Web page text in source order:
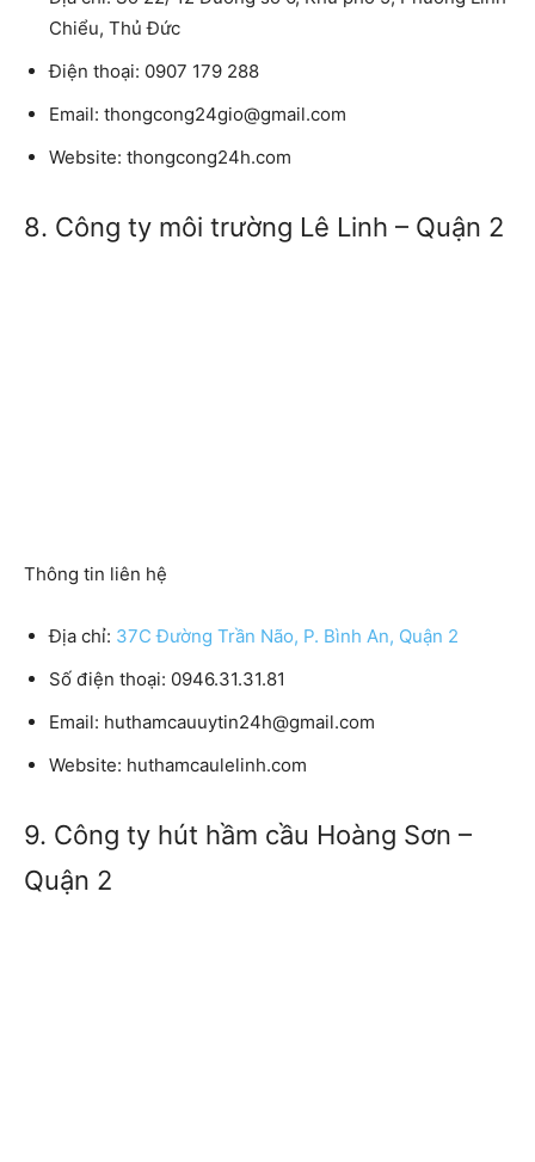
Chiểu, Thủ Đức
Điện thoại: 0907 179 288
Email: thongcong24gio@gmail.com
Website: thongcong24h.com
8. Công ty môi trường Lê Linh – Quận 2
Thông tin liên hệ
Địa chỉ: 37C Đường Trần Não, P. Bình An, Quận 2
Số điện thoại: 0946.31.31.81
Email: huthamcauuytin24h@gmail.com
Website: huthamcaulelinh.com
9. Công ty hút hầm cầu Hoàng Sơn –
Quận 2